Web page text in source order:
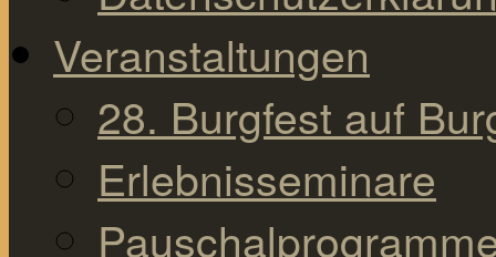
Veranstaltungen
28. Burgfest auf
Erlebnisseminare